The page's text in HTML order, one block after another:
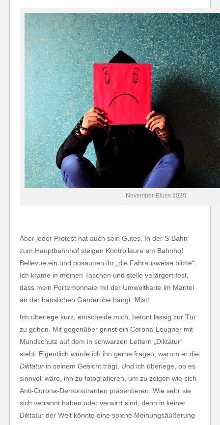
November-Blues 2020.
Aber jeder Protest hat auch sein Gutes. In der S-Bahn
zum Hauptbahnhof steigen Kontrolleure am Bahnhof
Bellevue ein und posaunen ihr „die Fahrausweise biittte“.
Ich krame in meinen Taschen und stelle verärgert fest,
dass mein Portemonnaie mit der Umweltkarte im Mantel
an der häuslichen Garderobe hängt. Mist!
Ich überlege kurz, entscheide mich, betont lässig zur Tür
zu gehen. Mit gegenüber grinst ein Corona-Leugner mit
Mundschutz auf dem in schwarzen Lettern „Diktatur“
steht. Eigentlich würde ich ihn gerne fragen, warum er die
Diktatur in seinem Gesicht trägt. Und ich überlege, ob es
sinnvoll wäre, ihn zu fotografieren, um zu zeigen wie sich
Anti-Corona-Demonstranten präsentieren. Wie sehr sie
sich verrannt haben oder verwirrt sind, denn in keiner
Diktatur der Welt könnte eine solche Meinungsäußerung